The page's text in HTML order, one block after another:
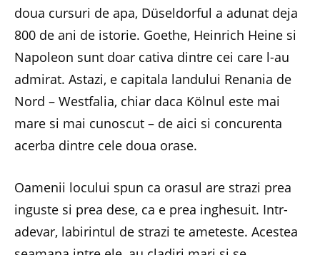
doua cursuri de apa, Düseldorful a adunat deja
800 de ani de istorie. Goethe, Heinrich Heine si
Napoleon sunt doar cativa dintre cei care l-au
admirat. Astazi, e capitala landului Renania de
Nord – Westfalia, chiar daca Kölnul este mai
mare si mai cunoscut – de aici si concurenta
acerba dintre cele doua orase.
Oamenii locului spun ca orasul are strazi prea
inguste si prea dese, ca e prea inghesuit. Intr-
adevar, labirintul de strazi te ameteste. Acestea